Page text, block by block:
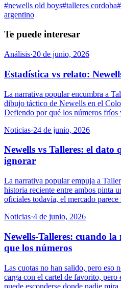
#newells old boys#talleres cordoba#
argentino
Te puede interesar
Análisis·20 de junio, 2026
Estadística vs relato:
La narrativa popular encumbra a
dibujo táctico de Newells en el
Defiendo por qué los números fríos
Noticias·24 de junio, 2026
Newells vs Talleres: el dato
ignorar
La narrativa popular empuja a
historia reciente entre ambos pinta
oficiales todavía, el mercado
Noticias·4 de junio, 2026
Newells-Talleres: cuando
que los números
Las cuotas no han salido, pero eso
carga con el cartel de favorito,
puede esconderse donde nadie mira.